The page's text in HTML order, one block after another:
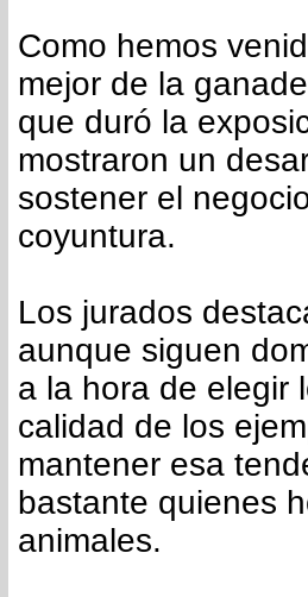
Como hemos
mejor de la
que duró la
mostraron un
sostener el
coyuntura.
Los jurados
aunque siguen
a la hora de elegir
calidad de los
mantener esa
bastante quienes
animales.